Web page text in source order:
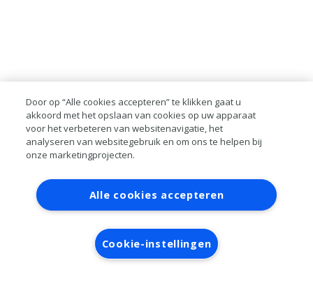
Contact Account aanvragen
Inloggen
RAI bestanden
Privacy
Algemene
voorwaarden
Verwerkersovereenkomst
Door op “Alle cookies accepteren” te klikken gaat u
akkoord met het opslaan van cookies op uw apparaat
voor het verbeteren van websitenavigatie, het
analyseren van websitegebruik en om ons te helpen bij
onze marketingprojecten.
Alle cookies accepteren
Cookie-instellingen